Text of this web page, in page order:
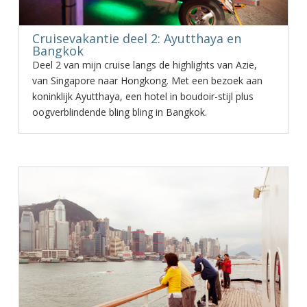
Cruisevakantie deel 2: Ayutthaya en
Bangkok
Deel 2 van mijn cruise langs de highlights van Azie,
van Singapore naar Hongkong. Met een bezoek aan
koninklijk Ayutthaya, een hotel in boudoir-stijl plus
oogverblindende bling bling in Bangkok.